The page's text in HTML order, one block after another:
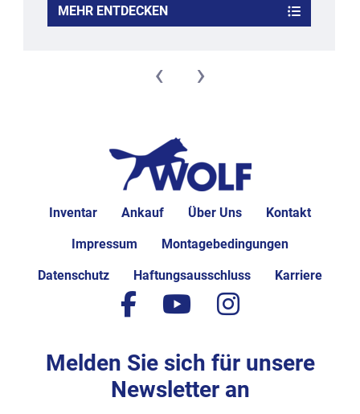
MEHR ENTDECKEN
‹ ›
Inventar Ankauf Über Uns Kontakt
Impressum Montagebedingungen
Datenschutz Haftungsausschluss Karriere
facebook
youtubeinstagram
Melden Sie sich für unsere
Newsletter an